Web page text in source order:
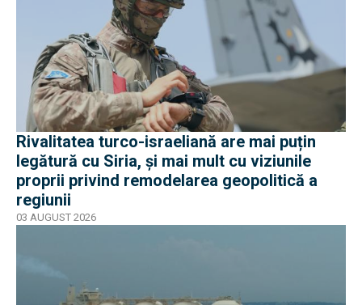
Rivalitatea turco-israeliană are mai puțin
legătură cu Siria, și mai mult cu viziunile
proprii privind remodelarea geopolitică a
regiunii
03 AUGUST 2026